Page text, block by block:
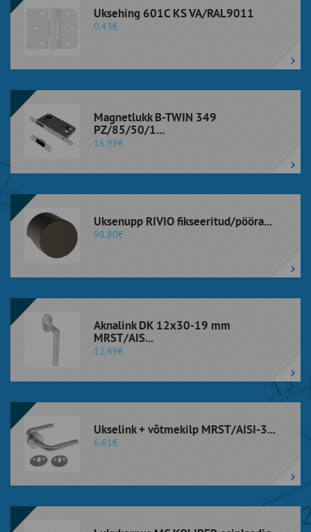
Uksehing 601C KS VA/RAL9011
0.43€
Magnetlukk B-TWIN 349
PZ/85/50/1...
16.99€
Uksenupp RIVIO fikseeritud/pööra...
98.80€
Aknalink DK 12x30-19 mm
MRST/AIS...
12.49€
Ukselink + võtmekilp MRST/AISI-3...
6.61€